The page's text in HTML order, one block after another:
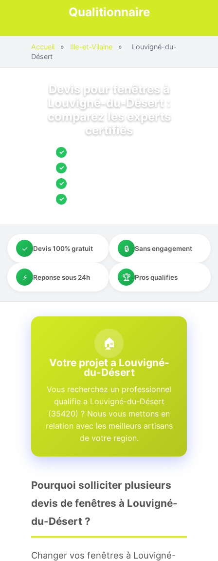
Qualitionnaire
Accueil » Ille-et-Vilaine »
Louvigné-du-
Désert
Devis pour fenêtres à
Louvigné-du-Désert :
comparez les experts
certifiés
✓
✓
✓
✓
✓ Devis 100% gratuit 🔒 Sans engagement
⚡ Reponse sous 24h 🏆 Pros qualifies
🏠
Votre projet a Louvigné-
du-Désert
Vous recherchez un professionnel
qualifie a Louvigné-du-Désert
(35420) ? Nous vous mettons en
relation avec les meilleurs artisans
de votre region.
Pourquoi solliciter plusieurs
devis de fenêtres à Louvigné-
du-Désert ?
Changer vos fenêtres à Louvigné-